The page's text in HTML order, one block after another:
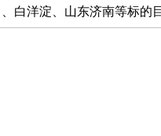
洋淀、山东济南等标的